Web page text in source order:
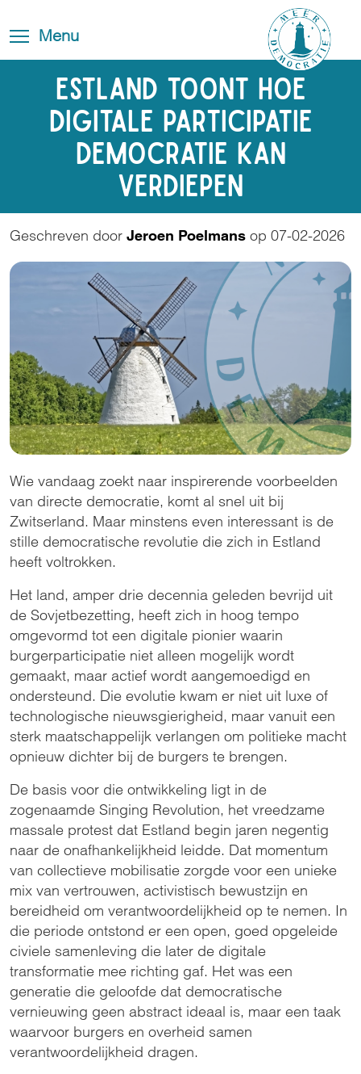
to
Toggle
navigation
Contact
Menu
Estland toont hoe
digitale participatie
democratie kan
verdiepen
Geschreven door Jeroen Poelmans op 07-02-2026
Wie vandaag zoekt naar inspirerende voorbeelden
van directe democratie, komt al snel uit bij
Zwitserland. Maar minstens even interessant is de
stille democratische revolutie die zich in Estland
heeft voltrokken.
Het land, amper drie decennia geleden bevrijd uit
de Sovjetbezetting, heeft zich in hoog tempo
omgevormd tot een digitale pionier waarin
burgerparticipatie niet alleen mogelijk wordt
gemaakt, maar actief wordt aangemoedigd en
ondersteund. Die evolutie kwam er niet uit luxe of
technologische nieuwsgierigheid, maar vanuit een
sterk maatschappelijk verlangen om politieke macht
opnieuw dichter bij de burgers te brengen.
De basis voor die ontwikkeling ligt in de
zogenaamde Singing Revolution, het vreedzame
massale protest dat Estland begin jaren negentig
naar de onafhankelijkheid leidde. Dat momentum
van collectieve mobilisatie zorgde voor een unieke
mix van vertrouwen, activistisch bewustzijn en
bereidheid om verantwoordelijkheid op te nemen. In
die periode ontstond er een open, goed opgeleide
civiele samenleving die later de digitale
transformatie mee richting gaf. Het was een
generatie die geloofde dat democratische
vernieuwing geen abstract ideaal is, maar een taak
waarvoor burgers en overheid samen
verantwoordelijkheid dragen.